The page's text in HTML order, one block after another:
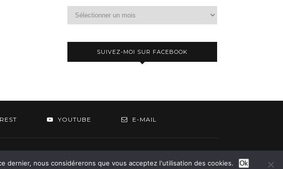
SUIVEZ-MOI SUR FACEBOOK
YOUTUBE E-MAIL
dernier, nous considérerons que vous acceptez l'utilisation des cookies. Ok